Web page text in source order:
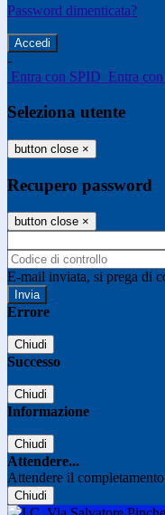
Password dimenticata?
-
Entra con SPID Entra
Seleziona utente
button close ×
Recupero password
button close ×
E-mail inviata, si prega di
Errore
Chiudi
Successo
Chiudi
Informazione
Chiudi
Attendere...
Attendere il
Chiudi